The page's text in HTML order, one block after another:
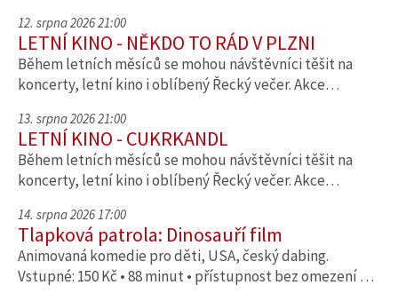
12. srpna 2026 21:00
LETNÍ KINO - NĚKDO TO RÁD V PLZNI
Během letních měsíců se mohou návštěvníci těšit na
koncerty, letní kino i oblíbený Řecký večer. Akce…
13. srpna 2026 21:00
LETNÍ KINO - CUKRKANDL
Během letních měsíců se mohou návštěvníci těšit na
koncerty, letní kino i oblíbený Řecký večer. Akce…
14. srpna 2026 17:00
Tlapková patrola: Dinosauří film
Animovaná komedie pro děti, USA, český dabing.
Vstupné: 150 Kč • 88 minut • přístupnost bez omezení …